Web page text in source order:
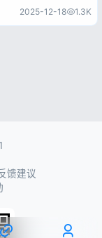
2025-12-18 1.3K
馈建议